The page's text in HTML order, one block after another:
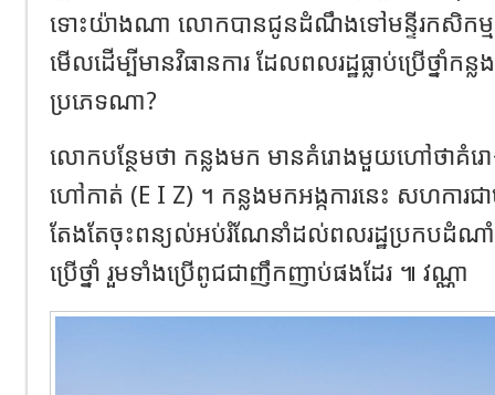
ទោះយ៉ាងណា លោកបានជូនដំណឹងទៅមន្ទីរកសិកម្ម
មើលដើម្បីមានវិធានការ ដែលពលរដ្ឋធ្លាប់ប្រើថ្នាំកន្ល
ប្រភេទណា?
លោកបន្ថែមថា កន្លងមក មានគំរោងមួយហៅថាគំរោ
ហៅកាត់ (E I Z) ។ កន្លងមកអង្កការនេះ សហការជ
តែងតែចុះពន្យល់អប់រំណែនាំដល់ពលរដ្ឋប្រកបដំណាំ
ប្រើថ្នាំ រួមទាំងប្រើពូជជាញឹកញាប់ផងដែរ ៕ វណ្ណា